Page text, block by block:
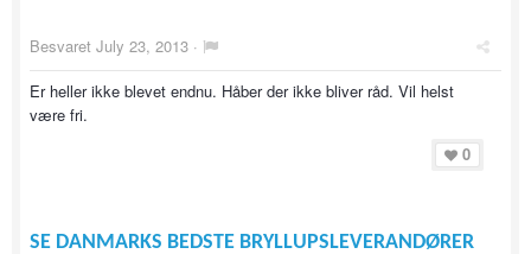
Besvaret July 23, 2013 ·
Er heller ikke blevet endnu. Håber der ikke bliver råd. Vil helst
være fri.
0
SE DANMARKS BEDSTE BRYLLUPSLEVERANDØRER